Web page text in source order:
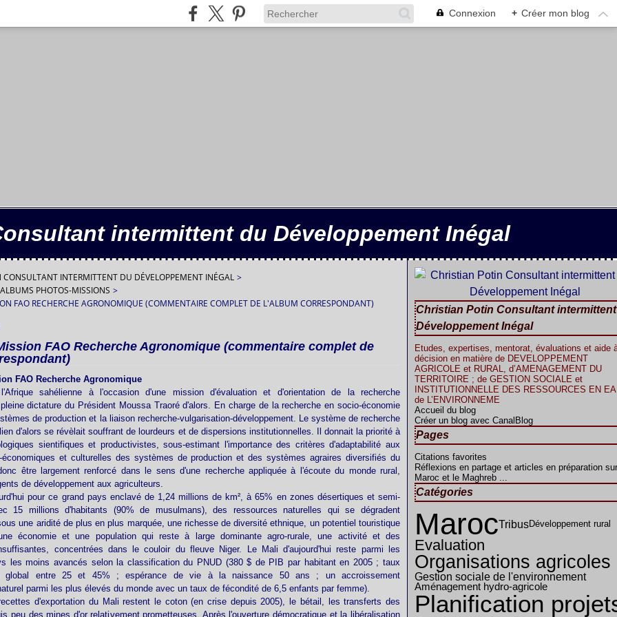
Connexion + Créer mon blog
intermittent du Développement Inégal
CONSULTANT INTERMITTENT DU DÉVELOPPEMENT INÉGAL >
PHOTOS-MISSIONS >
FAO RECHERCHE AGRONOMIQUE (COMMENTAIRE COMPLET DE L'ALBUM CORRESPONDANT)
FAO Recherche Agronomique (commentaire complet de
FAO Recherche Agronomique
sahélienne à l'occasion d'une mission d'évaluation et d'orientation de la recherche
dictature du Président Moussa Traoré d'alors. En charge de la recherche en socio-économie
de production et la liaison recherche-vulgarisation-développement. Le système de recherche
d'alors se révèlait souffrant de lourdeurs et de dispersions institutionnelles. Il donnait la priorité à
sientifiques et productivistes, sous-estimant l'importance des critères d'adaptabilité aux
économiques et culturelles des systèmes de production et des systèmes agraires diversifiés du
être largement renforcé dans le sens d'une recherche appliquée à l'écoute du monde rural,
de développement aux agriculteurs.
pour ce grand pays enclavé de 1,24 millions de km², à 65% en zones désertiques et semi-
15 millions d'habitants (90% de musulmans), des ressources naturelles qui se dégradent
une aridité de plus en plus marquée, une richesse de diversité ethnique, un potentiel touristique
économie et une population qui reste à large dominante agro-rurale, une activité et des
concentrées dans le couloir du fleuve Niger. Le Mali d'aujourd'hui reste parmi les
les moins avancés selon la classification du PNUD (380 $ de PIB par habitant en 2005 ; taux
global entre 25 et 45% ; espérance de vie à la naissance 50 ans ; un accroissement
parmi les plus élevés du monde avec un taux de fécondité de 6,5 enfants par femme).
d'exportation du Mali restent le coton (en crise depuis 2005), le bétail, les transferts des
peu des mines d'or relativement prometteuses. Après l'ouverture démocratique et la libéralisation
Christian Potin Consultant
Développement Inégal
Etudes, expertises, mentorat, évaluations et aide
décision en matière de DEVELOPPEMENT
AGRICOLE et RURAL, d’AMENAGEMENT DU
TERRITOIRE ; de GESTION SOCIALE et
INSTITUTIONNELLE DES RESSOURCES EN
de L’ENVIRONNEME
Accueil du blog
Créer un blog avec CanalBlog
Pages
Citations favorites
Réflexions en partage et articles en préparation
Maroc et le Maghreb ...
Catégories
MarocTribusDéveloppement rural
Evaluation
Organisations agricoles
Gestion sociale de l'environnement
Aménagement hydro-agricole
Planification